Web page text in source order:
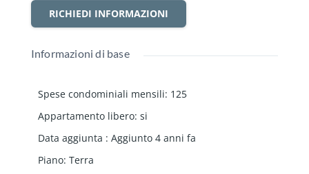
RICHIEDI INFORMAZIONI
Informazioni di base
Spese condominiali mensili: 125
Appartamento libero: si
Data aggiunta : Aggiunto 4 anni fa
Piano: Terra